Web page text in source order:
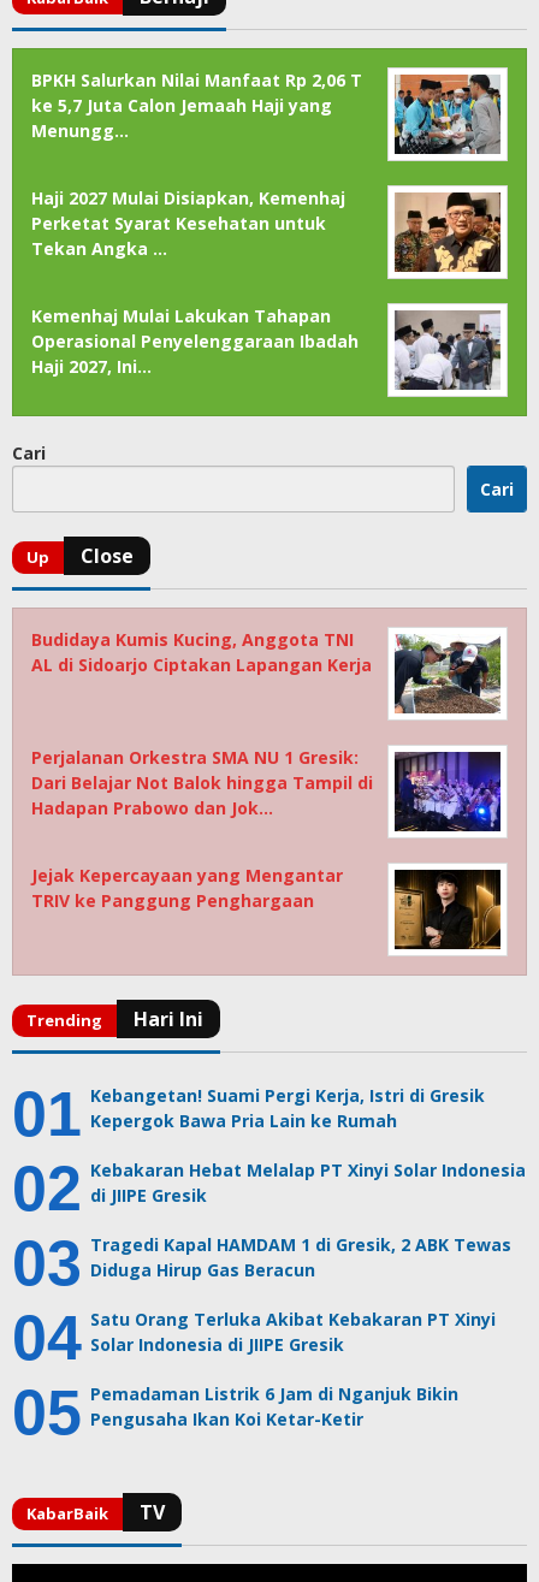
BPKH Salurkan Nilai Manfaat Rp 2,06 T
ke 5,7 Juta Calon Jemaah Haji yang
Menungg…
Haji 2027 Mulai Disiapkan, Kemenhaj
Perketat Syarat Kesehatan untuk
Tekan Angka …
Kemenhaj Mulai Lakukan Tahapan
Operasional Penyelenggaraan Ibadah
Haji 2027, Ini…
Cari
Cari
Budidaya Kumis Kucing, Anggota TNI
AL di Sidoarjo Ciptakan Lapangan Kerja
Perjalanan Orkestra SMA NU 1 Gresik:
Dari Belajar Not Balok hingga Tampil di
Hadapan Prabowo dan Jok…
Jejak Kepercayaan yang Mengantar
TRIV ke Panggung Penghargaan
Kebangetan! Suami Pergi Kerja, Istri di Gresik
Kepergok Bawa Pria Lain ke Rumah
Kebakaran Hebat Melalap PT Xinyi Solar Indonesia
di JIIPE Gresik
Tragedi Kapal HAMDAM 1 di Gresik, 2 ABK Tewas
Diduga Hirup Gas Beracun
Satu Orang Terluka Akibat Kebakaran PT Xinyi
Solar Indonesia di JIIPE Gresik
Pemadaman Listrik 6 Jam di Nganjuk Bikin
Pengusaha Ikan Koi Ketar-Ketir